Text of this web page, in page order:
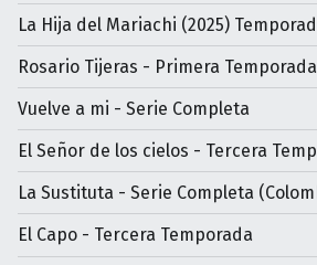
La Hija del Mariachi (2025)
Rosario Tijeras - Primera Temporada
Vuelve a mi - Serie Completa
El Señor de los cielos - Tercera
La Sustituta - Serie Completa
El Capo - Tercera Temporada